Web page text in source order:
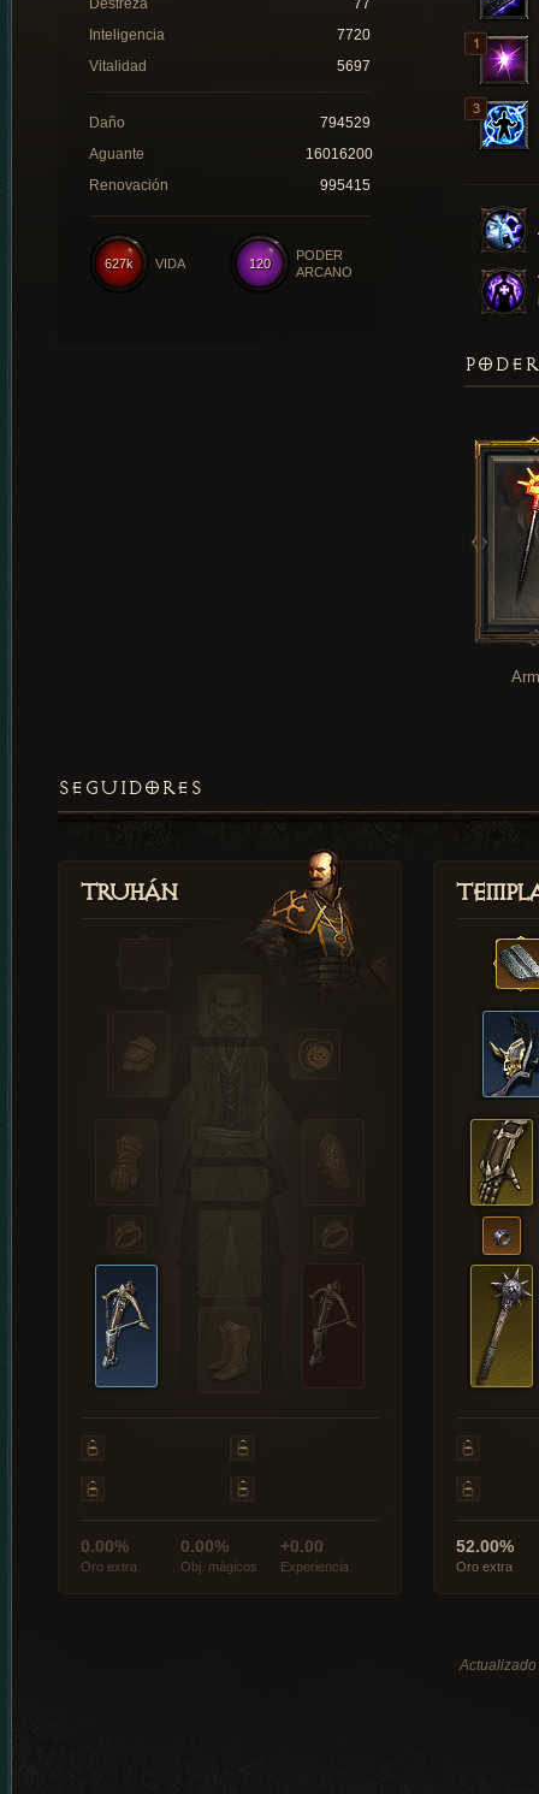
Destreza
77
Inteligencia
7720
Vitalidad
5697
Daño
794529
Aguante
16016200
Renovación
995415
120
PODER
ARCANO
627k VIDA
SEGUIDORES
Truhán
0.00%
Oro extra
0.00%
Obj. mágicos
+0.00
Experiencia
52.00%
Oro extra